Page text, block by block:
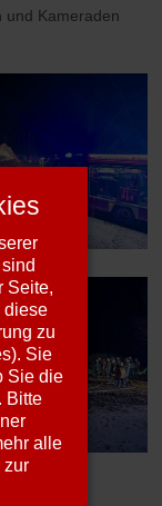
und Kameraden
und
Seite,
diese
zu
Sie
Sie die
Bitte
alle
zur